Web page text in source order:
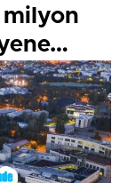
milyon